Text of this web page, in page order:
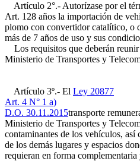
Artículo 2°.- Autorízase por el
Art. 128 años la importación de
plomo con convertidor catalítico, o
más de 7 años de uso y sus
Los requisitos que deberán reunir
Ministerio de Transportes y
Artículo 3º.- El Ley 20877
Art. 4 N° 1 a)
D.O. 30.11.2015transporte
Ministerio de Transportes y
contaminantes de los vehículos,
de los demás lugares y espacios
requieran en forma